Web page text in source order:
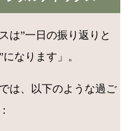
は”一日の振り返りと
なります」。
は、以下のような過ご